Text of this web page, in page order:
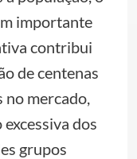
importante
contribui
de centenas
no mercado,
dos
grupos